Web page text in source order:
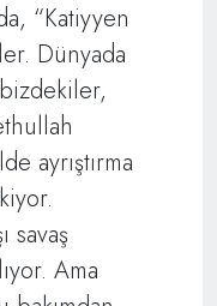
“Katiyyen
Dünyada
ayrıştırma
savaş
Ama